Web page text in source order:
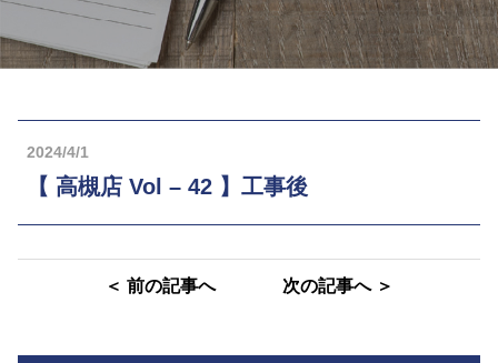
2024/4/1
【 高槻店 Vol – 42 】工事後
＜ 前の記事へ 次の記事へ ＞